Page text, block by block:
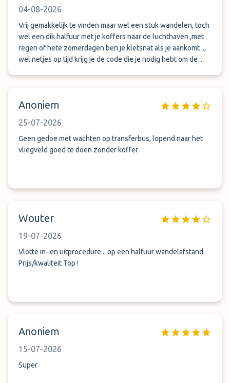
afgesloten terrein, dus dat zou ik zeer onprettig vinden. Wij
zullen hier niet meer gaan parkeren!!
04-08-2026
Vrij gemakkelijk te vinden maar wel een stuk wandelen, toch
wel een dik halfuur met je koffers naar de luchthaven ,met
regen of hete zomerdagen ben je kletsnat als je aankomt ..,
wel netjes op tijd krijg je de code die je nodig hebt om de
Anoniem
25-07-2026
Geen gedoe met wachten op transferbus, lopend naar het
vliegveld goed te doen zonder koffer
Wouter
19-07-2026
Vlotte in- en uitprocedure... op een halfuur wandelafstand.
Prijs/kwaliteit Top !
Anoniem
15-07-2026
Super